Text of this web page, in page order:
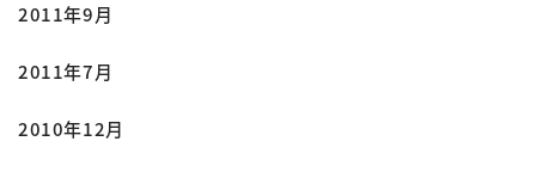
2011年9月
2011年7月
2010年12月